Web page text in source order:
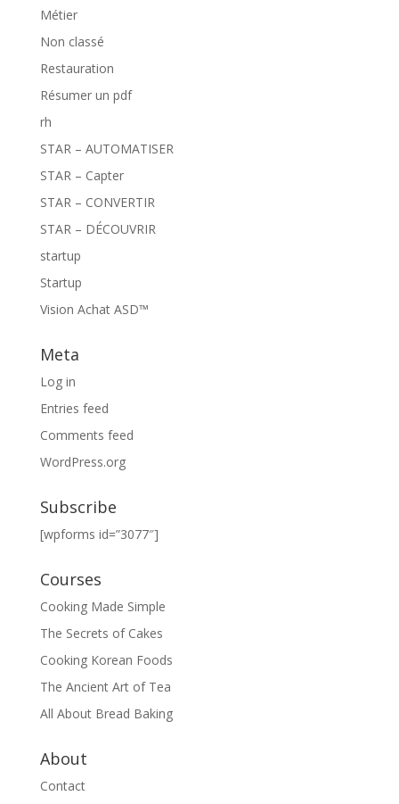
Métier
Non classé
Restauration
Résumer un pdf
rh
STAR – AUTOMATISER
STAR – Capter
STAR – CONVERTIR
STAR – DÉCOUVRIR
startup
Startup
Vision Achat ASD™
Meta
Log in
Entries feed
Comments feed
WordPress.org
Subscribe
[wpforms id=”3077″]
Courses
Cooking Made Simple
The Secrets of Cakes
Cooking Korean Foods
The Ancient Art of Tea
All About Bread Baking
About
Contact